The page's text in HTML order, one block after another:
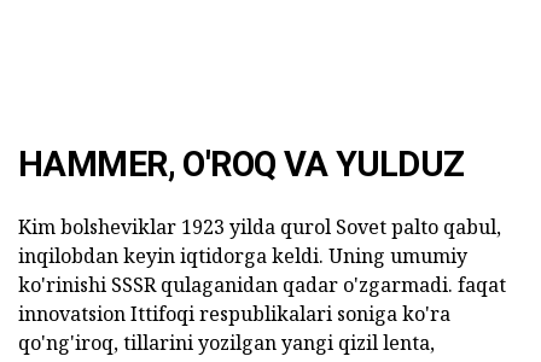
HAMMER, O'ROQ VA YULDUZ
Kim bolsheviklar 1923 yilda qurol Sovet palto qabul,
inqilobdan keyin iqtidorga keldi. Uning umumiy
ko'rinishi SSSR qulaganidan qadar o'zgarmadi. faqat
innovatsion Ittifoqi respublikalari soniga ko'ra
qo'ng'iroq, tillarini yozilgan yangi qizil lenta,